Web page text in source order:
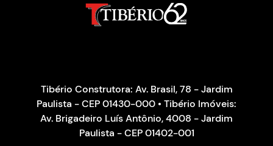
Tibério Construtora: Av. Brasil, 78 - Jardim
Paulista - CEP 01430-000 • Tibério Imóveis:
Av. Brigadeiro Luís Antônio, 4008 - Jardim
Paulista - CEP 01402-001